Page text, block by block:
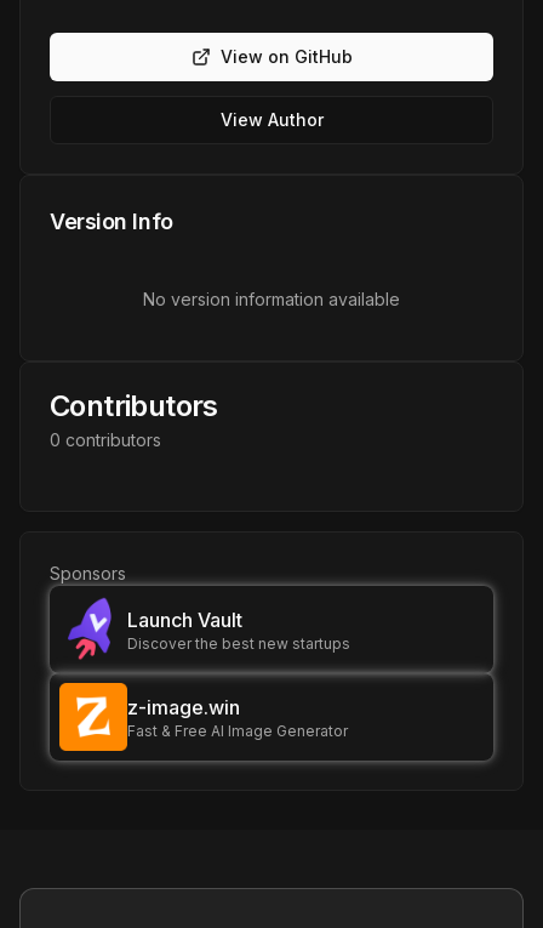
View on GitHub
View Author
Version Info
No version information available
Contributors
0 contributors
Sponsors
Launch Vault
Discover the best new startups
z-image.win
Fast & Free AI Image Generator